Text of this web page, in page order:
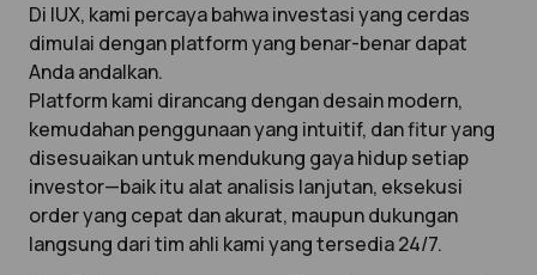
Di IUX, kami percaya bahwa investasi yang cerdas
dimulai dengan platform yang benar-benar dapat
Anda andalkan.
Platform kami dirancang dengan desain modern,
kemudahan penggunaan yang intuitif, dan fitur yang
disesuaikan untuk mendukung gaya hidup setiap
investor—baik itu alat analisis lanjutan, eksekusi
order yang cepat dan akurat, maupun dukungan
langsung dari tim ahli kami yang tersedia 24/7.